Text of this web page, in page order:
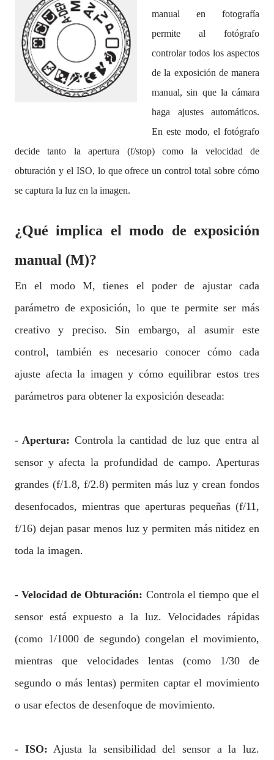
manual en fotografía
permite al fotógrafo
controlar todos los aspectos
de la exposición de manera
manual, sin que la cámara
haga ajustes automáticos.
En este modo, el fotógrafo
decide tanto la apertura (f/stop) como la velocidad de
obturación y el ISO, lo que ofrece un control total sobre cómo
se captura la luz en la imagen.
¿Qué implica el modo de exposición
manual (M)?
En el modo M, tienes el poder de ajustar cada
parámetro de exposición, lo que te permite ser más
creativo y preciso. Sin embargo, al asumir este
control, también es necesario conocer cómo cada
ajuste afecta la imagen y cómo equilibrar estos tres
parámetros para obtener la exposición deseada:
- Apertura: Controla la cantidad de luz que entra al
sensor y afecta la profundidad de campo. Aperturas
grandes (f/1.8, f/2.8) permiten más luz y crean fondos
desenfocados, mientras que aperturas pequeñas (f/11,
f/16) dejan pasar menos luz y permiten más nitidez en
toda la imagen.
- Velocidad de Obturación: Controla el tiempo que el
sensor está expuesto a la luz. Velocidades rápidas
(como 1/1000 de segundo) congelan el movimiento,
mientras que velocidades lentas (como 1/30 de
segundo o más lentas) permiten captar el movimiento
o usar efectos de desenfoque de movimiento.
- ISO: Ajusta la sensibilidad del sensor a la luz.